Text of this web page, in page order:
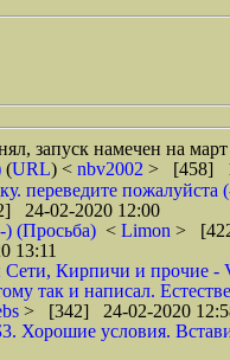
запуск намечен на март
(URL) < nbv2002 > [458]
переведите пожалуйста
24-02-2020 12:00
(Просьба) < Limon >
13:11
Сети, Кирпичи и прочие -
так и написал.
> [342] 24-02-2020
Хорошие условия.